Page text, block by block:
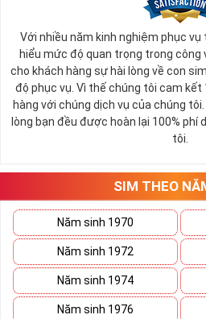
giá trị của sim từ cao đến thấp để
SALE OFFcó thể vào khoảng 30 -
thường.
Các đại lý sim số khi đã gom vào
hình bán không quá khả quan sẽ
của mình, việc mua được sim tốt
Hiện nay bất cứ đại lý nào cũng
giá, sim giá rẻ như vậy nên bạn
sách này trước khi đi vào những
Với nhiều năm kinh nghiệm phục
hiểu mức độ quan trọng trong công
cho khách hàng sự hài lòng về con
độ phục vụ. Vì thế chúng tôi cam kết
hàng với chúng dịch vụ của chúng
lòng bạn đều được hoàn lại 100% phí
tôi.
SIM THEO
Năm sinh 1970
Năm sinh 1972
Năm sinh 1974
Năm sinh 1976